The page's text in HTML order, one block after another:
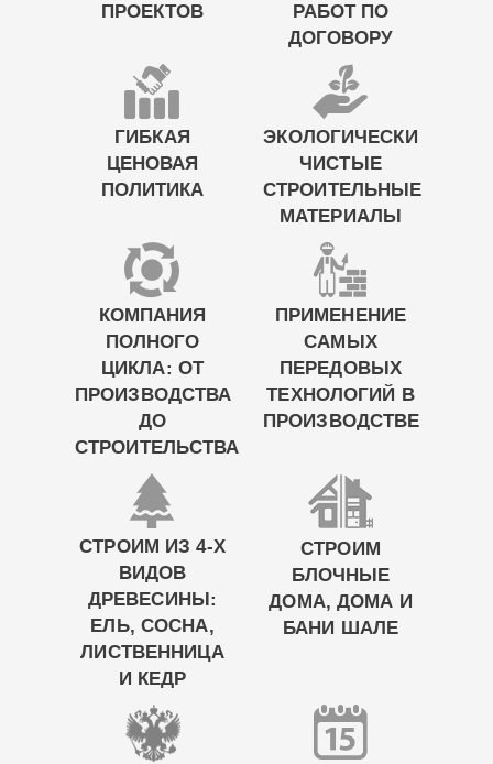
ПРОЕКТОВ
РАБОТ ПО
ДОГОВОРУ
ГИБКАЯ
ЦЕНОВАЯ
ПОЛИТИКА
ЭКОЛОГИЧЕСКИ
ЧИСТЫЕ
СТРОИТЕЛЬНЫЕ
МАТЕРИАЛЫ
КОМПАНИЯ
ПОЛНОГО
ЦИКЛА: ОТ
ПРОИЗВОДСТВА
ДО
СТРОИТЕЛЬСТВА
ПРИМЕНЕНИЕ
САМЫХ
ПЕРЕДОВЫХ
ТЕХНОЛОГИЙ В
ПРОИЗВОДСТВЕ
СТРОИМ ИЗ 4-Х
ВИДОВ
ДРЕВЕСИНЫ:
ЕЛЬ, СОСНА,
ЛИСТВЕННИЦА
И КЕДР
СТРОИМ
БЛОЧНЫЕ
ДОМА, ДОМА И
БАНИ ШАЛЕ